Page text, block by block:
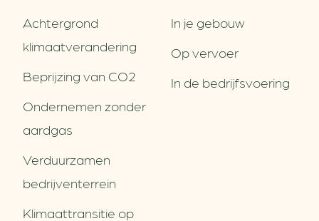
Achtergrond
klimaatverandering
Beprijzing van CO2
Ondernemen zonder
aardgas
Verduurzamen
bedrijventerrein
Klimaattransitie op
In je gebouw
Op vervoer
In de bedrijfsvoering